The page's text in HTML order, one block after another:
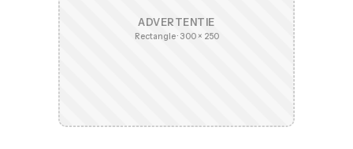
ADVERTENTIE
Rectangle · 300 × 250